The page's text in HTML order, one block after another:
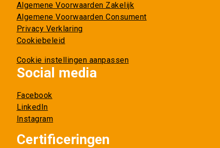
Algemene Voorwaarden Zakelijk
Algemene Voorwaarden Consument
Privacy Verklaring
Cookiebeleid
Cookie instellingen aanpassen
Social media
Facebook
LinkedIn
Instagram
Certificeringen